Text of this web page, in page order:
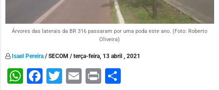
Árvores das laterais da BR 316 passaram por uma poda este ano. (Foto: Roberto
Oliveira)
Isael Pereira/ SECOM / terça-feira, 13 abril , 2021
WhatsApp
Facebook
Twitter
EmailPrint